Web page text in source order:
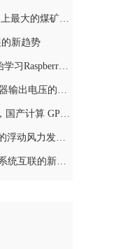
大量当地居民抗议反对 世界上最大的煤矿之一的计划在印度受到挑战_每日速看
新趋势
天天百事通！使用C语言开始学习Raspberry Pi Pico多核微控制器板
世界实时：DC-DC开关稳压器输出电压的动态调整：一个小妙招儿，帮你实现！
当前简讯:对标英伟达 A100，国产计算 GPU 沐曦 MXC500 仅用 5 小时成功点亮
JDR电缆公司将为EOLMED的浮动风力发电机组提供动态电缆-热讯
希腊伯罗奔尼撒岛与特高压系统互联的新时代-全球最新